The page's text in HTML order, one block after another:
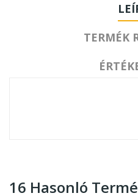
TERMÉK
16 Hasonló